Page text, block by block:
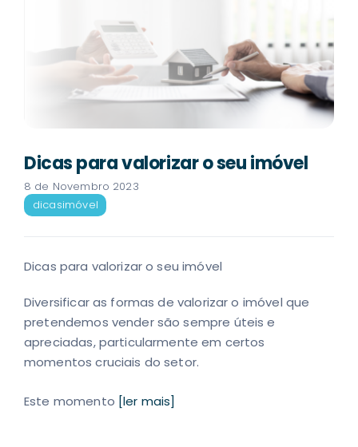
Dicas para valorizar o seu imóvel
8 de Novembro 2023
dicasimóvel
Dicas para valorizar o seu imóvel
Diversificar as formas de valorizar o imóvel que
pretendemos vender são sempre úteis e
apreciadas, particularmente em certos
momentos cruciais do setor.
Este momento [ler mais]